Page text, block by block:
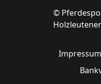
©
Impressum